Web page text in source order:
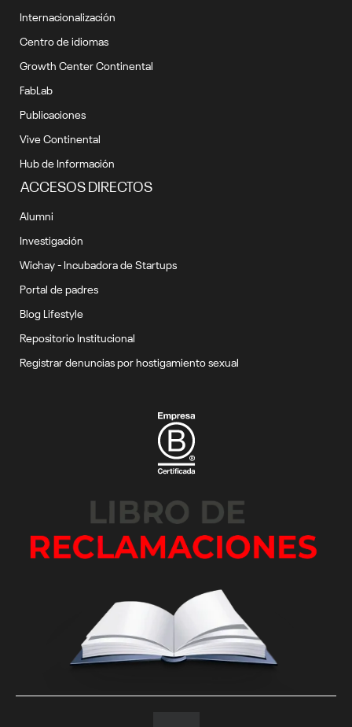
Internacionalización
Centro de idiomas
Growth Center Continental
FabLab
Publicaciones
Vive Continental
Hub de Información
ACCESOS DIRECTOS
Alumni
Investigación
Wichay - Incubadora de Startups
Portal de padres
Blog Lifestyle
Repositorio Institucional
Registrar denuncias por hostigamiento sexual